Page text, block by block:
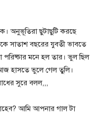
অনুভূতিরা ছুটাছুটি করছে
সাতাশ বছরের যুবতী ভাবতে
পরিষ্কার মনে হল তার। ভুল ছিল
আজ হাসতে ভুলে গেল তুলি।
সুরে বলল,,,
আমি আপনার গাল টা